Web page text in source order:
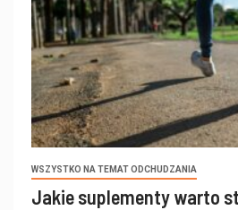
WSZYSTKO NA TEMAT ODCHUDZANIA
Jakie suplementy warto